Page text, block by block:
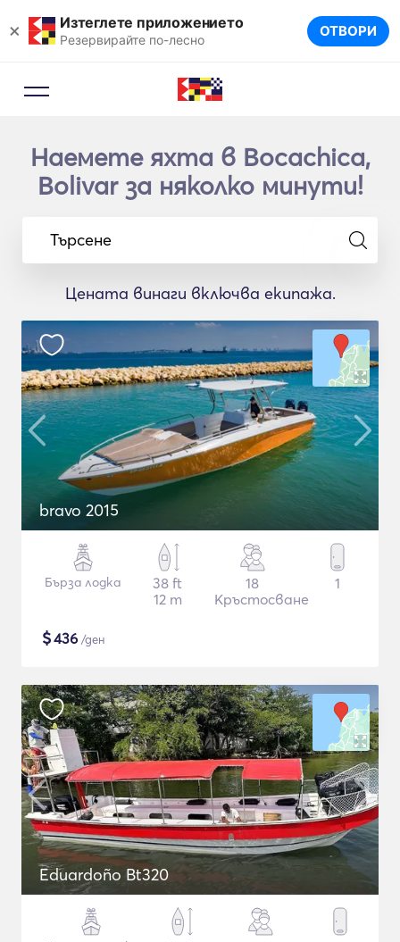
× Изтеглете приложението
Резервирайте по-лесно ОТВОРИ
Наемете яхта в Bocachica,
Bolivar за няколко минути!
Търсене
Цената винаги включва екипажа.
bravo 2015
Бърза лодка
38 ft
12 m
18
Кръстосване
1
$436 /ден
Eduardoño Bt320